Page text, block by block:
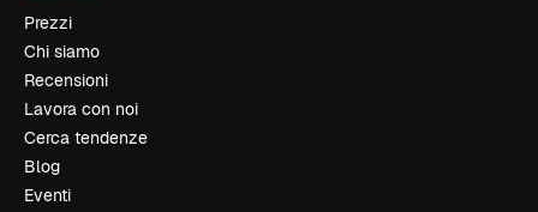
Prezzi
Chi siamo
Recensioni
Lavora con noi
Cerca tendenze
Blog
Eventi